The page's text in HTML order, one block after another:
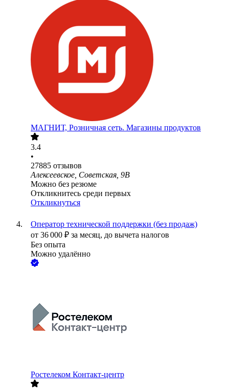
МАГНИТ, Розничная сеть. Магазины продуктов
3.4
•
27885 отзывов
Алексеевское, Советская, 9В
Можно без резюме
Откликнитесь среди первых
Откликнуться
Оператор технической поддержки (без продаж)
от 36 000 ₽ за месяц, до вычета налогов
Без опыта
Можно удалённо
Ростелеком Контакт-центр